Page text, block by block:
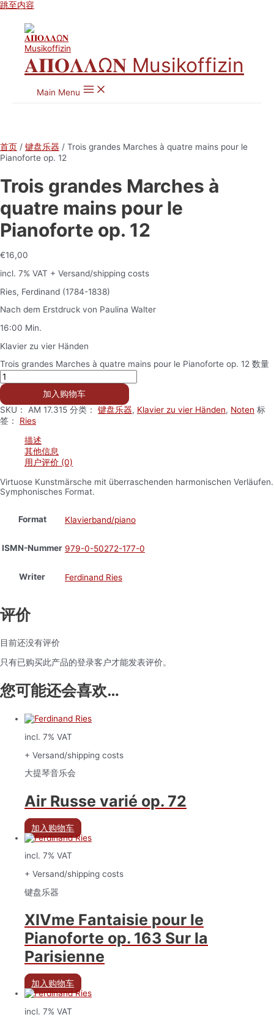
跳至内容
𝚨𝚷𝚶𝚲𝚲Ω𝚴 Musikoffizin
Main Menu
首页 / 键盘乐器 / Trois grandes Marches à quatre mains pour le
Pianoforte op. 12
Trois grandes Marches à
quatre mains pour le
Pianoforte op. 12
€16,00
incl. 7% VAT + Versand/shipping costs
Ries, Ferdinand (1784-1838)
Nach dem Erstdruck von Paulina Walter
16:00 Min.
Klavier zu vier Händen
Trois grandes Marches à quatre mains pour le Pianoforte op. 12 数量
加入购物车
SKU： AM 17.315 分类： 键盘乐器, Klavier zu vier Händen, Noten 标
签： Ries
描述
其他信息
用户评价 (0)
Virtuose Kunstmärsche mit überraschenden harmonischen Verläufen.
Symphonisches Format.
Format Klavierband/piano
ISMN-Nummer 979-0-50272-177-0
Writer Ferdinand Ries
评价
目前还没有评价
只有已购买此产品的登录客户才能发表评价。
您可能还会喜欢…
incl. 7% VAT
+ Versand/shipping costs
大提琴音乐会
Air Russe varié op. 72
加入购物车
incl. 7% VAT
+ Versand/shipping costs
键盘乐器
XIVme Fantaisie pour le
Pianoforte op. 163 Sur la
Parisienne
加入购物车
incl. 7% VAT